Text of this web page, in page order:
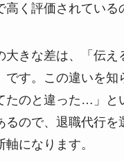
く評価されている
大きな差は、「伝え
です。この違いを知
たのと違った…」と
るので、退職代行を
になります。